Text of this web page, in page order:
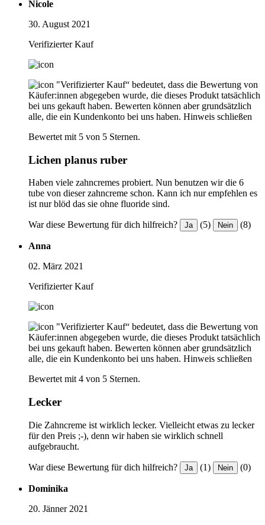
Nicole
30. August 2021
Verifizierter Kauf
"Verifizierter Kauf“ bedeutet, dass die Bewertung von
Käufer:innen abgegeben wurde, die dieses Produkt tatsächlich
bei uns gekauft haben. Bewerten können aber grundsätzlich
alle, die ein Kundenkonto bei uns haben. Hinweis schließen
Bewertet mit 5 von 5 Sternen.
Lichen planus ruber
Haben viele zahncremes probiert. Nun benutzen wir die 6
tube von dieser zahncreme schon. Kann ich nur empfehlen es
ist nur blöd das sie ohne fluoride sind.
War diese Bewertung für dich hilfreich? Ja (5) Nein (8)
Anna
02. März 2021
Verifizierter Kauf
"Verifizierter Kauf“ bedeutet, dass die Bewertung von
Käufer:innen abgegeben wurde, die dieses Produkt tatsächlich
bei uns gekauft haben. Bewerten können aber grundsätzlich
alle, die ein Kundenkonto bei uns haben. Hinweis schließen
Bewertet mit 4 von 5 Sternen.
Lecker
Die Zahncreme ist wirklich lecker. Vielleicht etwas zu lecker
für den Preis ;-), denn wir haben sie wirklich schnell
aufgebraucht.
War diese Bewertung für dich hilfreich? Ja (1) Nein (0)
Dominika
20. Jänner 2021